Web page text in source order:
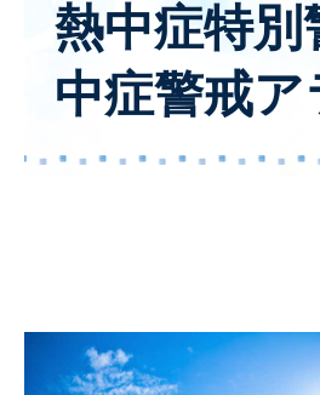
熱中症特
中症警戒